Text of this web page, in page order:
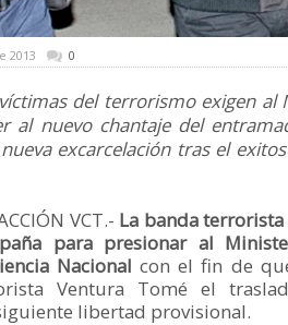
2013 0
del terrorismo exigen
al nuevo chantaje del
excarcelación tras el
VCT.- La banda
para presionar al
Nacional con el fin de
Ventura Tomé el
libertad provisional.